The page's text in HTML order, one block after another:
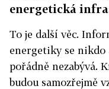
energetická
To je další věc.
energetiky se
pořádně nezabývá.
budou samozřejmě